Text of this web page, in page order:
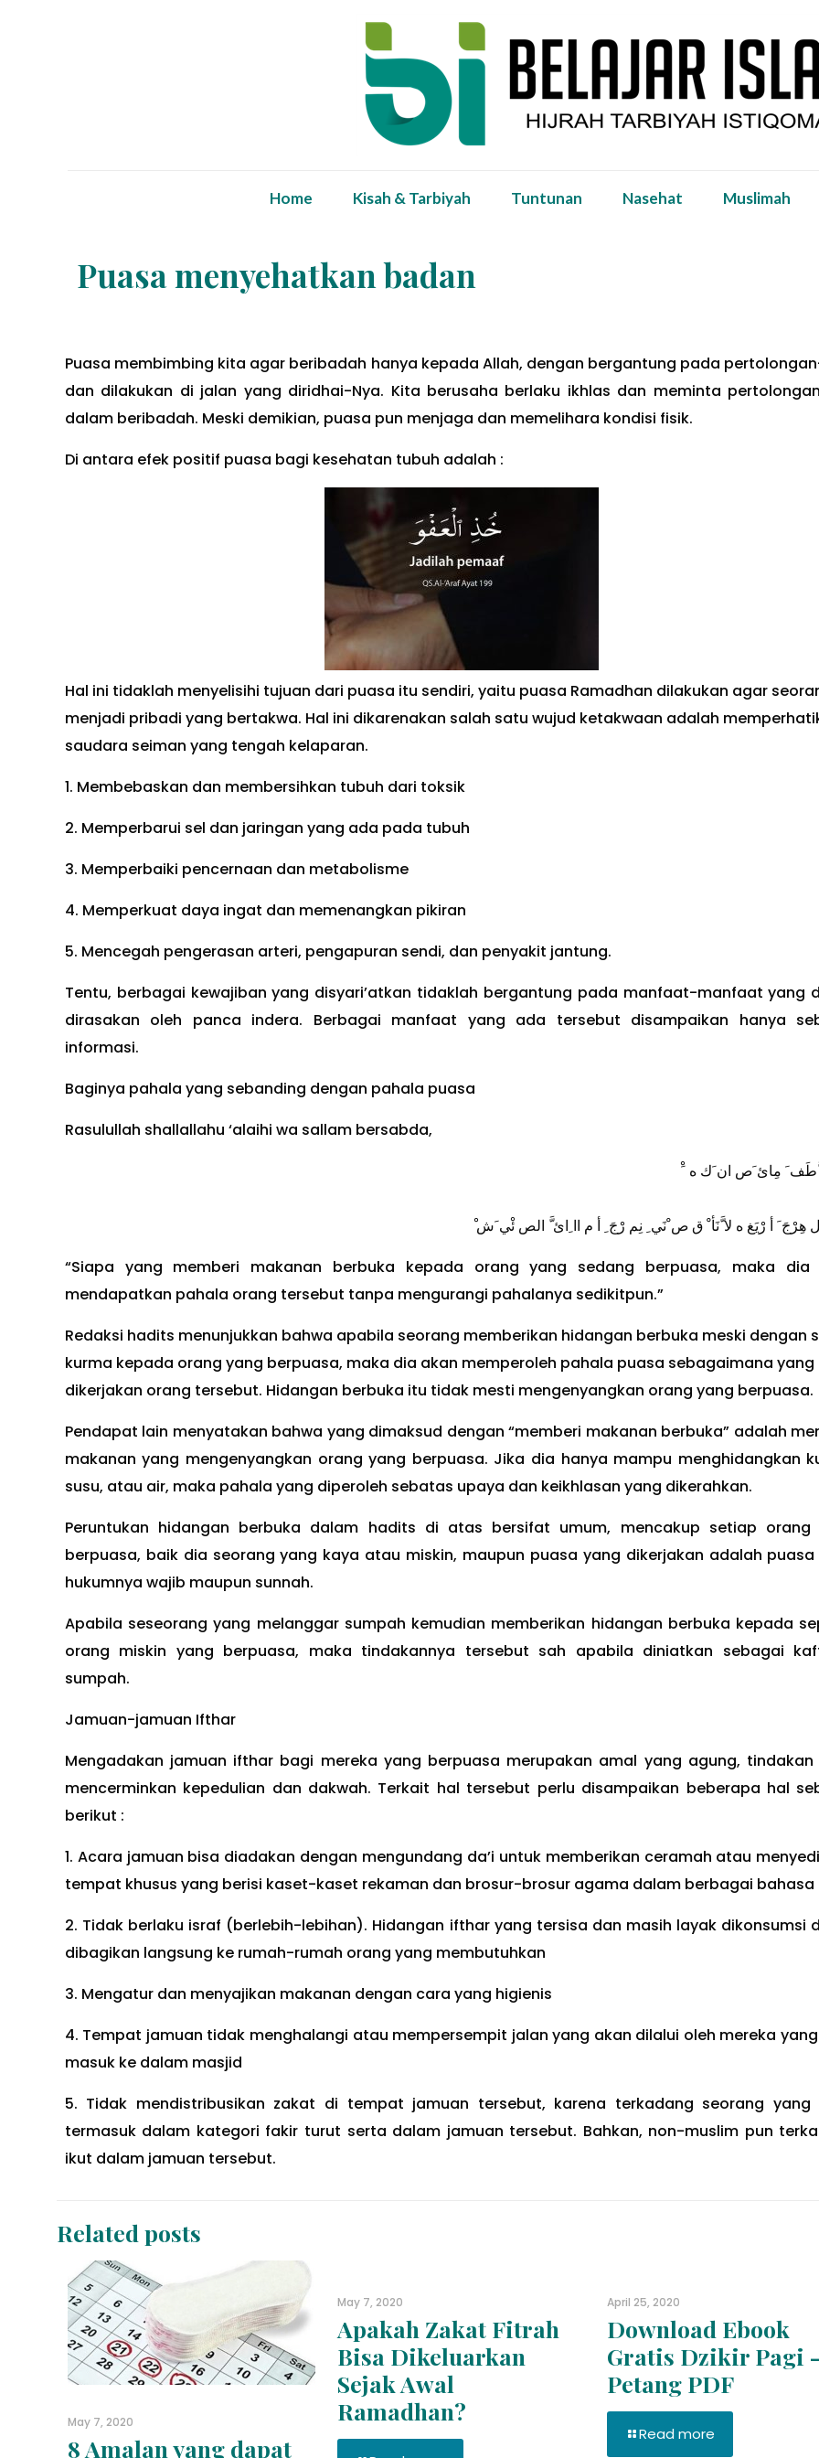
Home Kisah & Tarbiyah Tuntunan Nasehat Muslimah
Puasa menyehatkan badan
Puasa membimbing kita agar beribadah hanya kepada Allah, dengan bergantung pada
dan dilakukan di jalan yang diridhai-Nya. Kita berusaha berlaku ikhlas dan meminta
dalam beribadah. Meski demikian, puasa pun menjaga dan memelihara kondisi fisik.
Di antara efek positif puasa bagi kesehatan tubuh adalah :
Hal ini tidaklah menyelisihi tujuan dari puasa itu sendiri, yaitu puasa Ramadhan dilakukan agar
menjadi pribadi yang bertakwa. Hal ini dikarenakan salah satu wujud ketakwaan adalah
saudara seiman yang tengah kelaparan.
1. Membebaskan dan membersihkan tubuh dari toksik
2. Memperbarui sel dan jaringan yang ada pada tubuh
3. Memperbaiki pencernaan dan metabolisme
4. Memperkuat daya ingat dan memenangkan pikiran
5. Mencegah pengerasan arteri, pengapuran sendi, dan penyakit jantung.
Tentu, berbagai kewajiban yang disyari’atkan tidaklah bergantung pada manfaat-manfaat yang
dirasakan oleh panca indera. Berbagai manfaat yang ada tersebut disampaikan hanya
informasi.
Baginya pahala yang sebanding dengan pahala puasa
Rasulullah shallallahu ‘alaihi wa sallam bersabda,
َّطَف َ مِائ َص ان َك ه
هِرْجَ َ أ رْيَغ ه لا َّنَأ ْ ق ص ْنَي ِ نِم رْجَ ِ أ م اا ِائ َّ الص ئْي َش
“Siapa yang memberi makanan berbuka kepada orang yang sedang berpuasa, maka dia
mendapatkan pahala orang tersebut tanpa mengurangi pahalanya sedikitpun.”
Redaksi hadits menunjukkan bahwa apabila seorang memberikan hidangan berbuka meski dengan
kurma kepada orang yang berpuasa, maka dia akan memperoleh pahala puasa sebagaimana yang
dikerjakan orang tersebut. Hidangan berbuka itu tidak mesti mengenyangkan orang yang berpuasa.
Pendapat lain menyatakan bahwa yang dimaksud dengan “memberi makanan berbuka” adalah
makanan yang mengenyangkan orang yang berpuasa. Jika dia hanya mampu menghidangkan
susu, atau air, maka pahala yang diperoleh sebatas upaya dan keikhlasan yang dikerahkan.
Peruntukan hidangan berbuka dalam hadits di atas bersifat umum, mencakup setiap orang
berpuasa, baik dia seorang yang kaya atau miskin, maupun puasa yang dikerjakan adalah puasa
hukumnya wajib maupun sunnah.
Apabila seseorang yang melanggar sumpah kemudian memberikan hidangan berbuka kepada
orang miskin yang berpuasa, maka tindakannya tersebut sah apabila diniatkan sebagai
sumpah.
Jamuan-jamuan Ifthar
Mengadakan jamuan ifthar bagi mereka yang berpuasa merupakan amal yang agung, tindakan
mencerminkan kepedulian dan dakwah. Terkait hal tersebut perlu disampaikan beberapa hal
berikut :
1. Acara jamuan bisa diadakan dengan mengundang da’i untuk memberikan ceramah atau
tempat khusus yang berisi kaset-kaset rekaman dan brosur-brosur agama dalam berbagai bahasa
2. Tidak berlaku israf (berlebih-lebihan). Hidangan ifthar yang tersisa dan masih layak dikonsumsi
dibagikan langsung ke rumah-rumah orang yang membutuhkan
3. Mengatur dan menyajikan makanan dengan cara yang higienis
4. Tempat jamuan tidak menghalangi atau mempersempit jalan yang akan dilalui oleh mereka
masuk ke dalam masjid
5. Tidak mendistribusikan zakat di tempat jamuan tersebut, karena terkadang seorang yang
termasuk dalam kategori fakir turut serta dalam jamuan tersebut. Bahkan, non-muslim pun
ikut dalam jamuan tersebut.
Related posts
May 7, 2020
8 Amalan yang dapat
May 7, 2020
Apakah Zakat Fitrah
Bisa Dikeluarkan
Sejak Awal
Ramadhan?
April 25, 2020
Download Ebook
Gratis Dzikir Pagi
Petang PDF
Read more